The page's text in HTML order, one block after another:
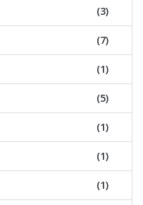
(3)
(7)
(1)
(5)
(1)
(1)
(1)